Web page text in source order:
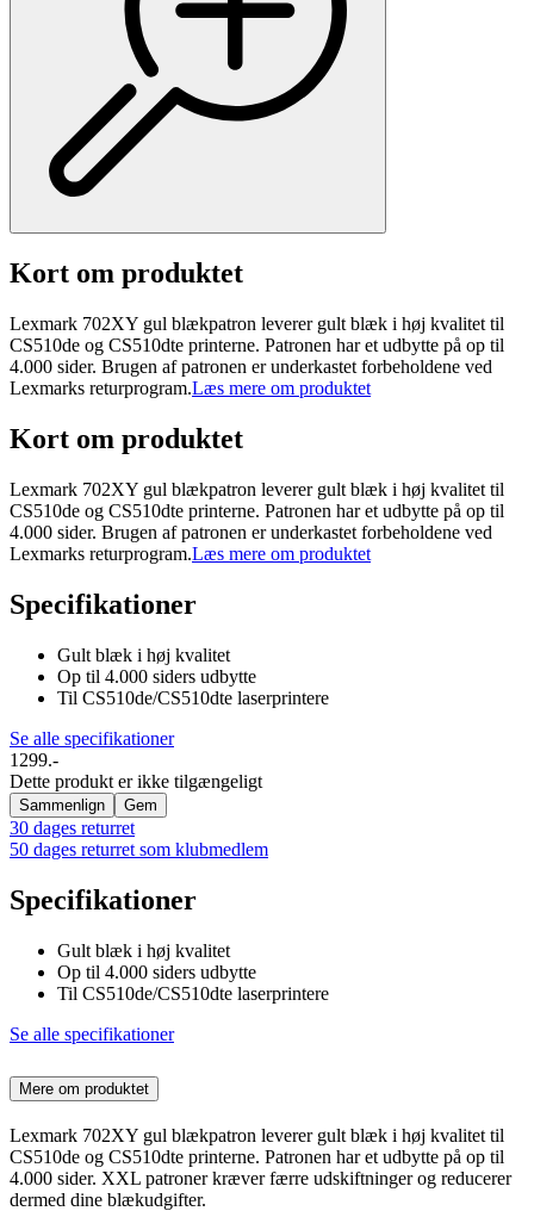
Kort om produktet
Lexmark 702XY gul blækpatron leverer gult blæk i høj kvalitet til
CS510de og CS510dte printerne. Patronen har et udbytte på op til
4.000 sider. Brugen af patronen er underkastet forbeholdene ved
Lexmarks returprogram.Læs mere om produktet
Kort om produktet
Lexmark 702XY gul blækpatron leverer gult blæk i høj kvalitet til
CS510de og CS510dte printerne. Patronen har et udbytte på op til
4.000 sider. Brugen af patronen er underkastet forbeholdene ved
Lexmarks returprogram.Læs mere om produktet
Specifikationer
Gult blæk i høj kvalitet
Op til 4.000 siders udbytte
Til CS510de/CS510dte laserprintere
Se alle specifikationer
1299.-
Dette produkt er ikke tilgængeligt
Sammenlign Gem
30 dages returret
50 dages returret som klubmedlem
Specifikationer
Gult blæk i høj kvalitet
Op til 4.000 siders udbytte
Til CS510de/CS510dte laserprintere
Se alle specifikationer
Mere om produktet
Lexmark 702XY gul blækpatron leverer gult blæk i høj kvalitet til
CS510de og CS510dte printerne. Patronen har et udbytte på op til
4.000 sider. XXL patroner kræver færre udskiftninger og reducerer
dermed dine blækudgifter.